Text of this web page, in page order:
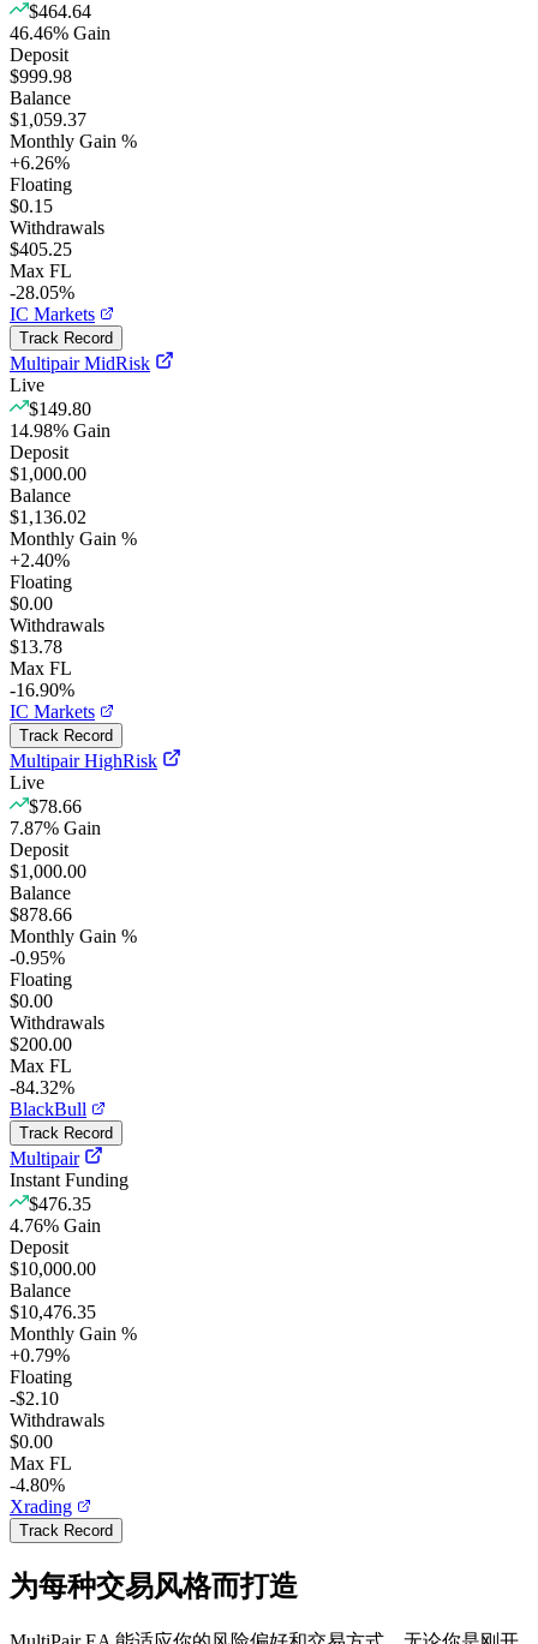
$464.64
46.46% Gain
Deposit
$999.98
Balance
$1,059.37
Monthly Gain %
+6.26%
Floating
$0.15
Withdrawals
$405.25
Max FL
-28.05%
IC Markets
Track Record
Multipair MidRisk
Live
$149.80
14.98% Gain
Deposit
$1,000.00
Balance
$1,136.02
Monthly Gain %
+2.40%
Floating
$0.00
Withdrawals
$13.78
Max FL
-16.90%
IC Markets
Track Record
Multipair HighRisk
Live
$78.66
7.87% Gain
Deposit
$1,000.00
Balance
$878.66
Monthly Gain %
-0.95%
Floating
$0.00
Withdrawals
$200.00
Max FL
-84.32%
BlackBull
Track Record
Multipair
Instant Funding
$476.35
4.76% Gain
Deposit
$10,000.00
Balance
$10,476.35
Monthly Gain %
+0.79%
Floating
-$2.10
Withdrawals
$0.00
Max FL
-4.80%
Xrading
Track Record
为每种交易风格而打造